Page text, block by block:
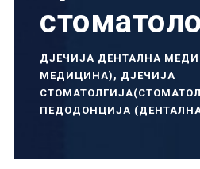
ДЈЕЧИЈА ДЕНТАЛНА
МЕДИЦИНА) , ДЈЕЧИЈА
ПЕДОДОНЦИЈА